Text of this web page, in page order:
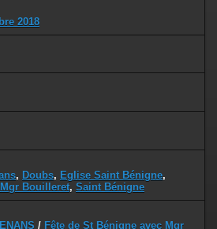
2018
, Doubs, Eglise Saint Bénigne,
Mgr Bouilleret, Saint Bénigne
/ Fête de St Bénigne avec Mgr